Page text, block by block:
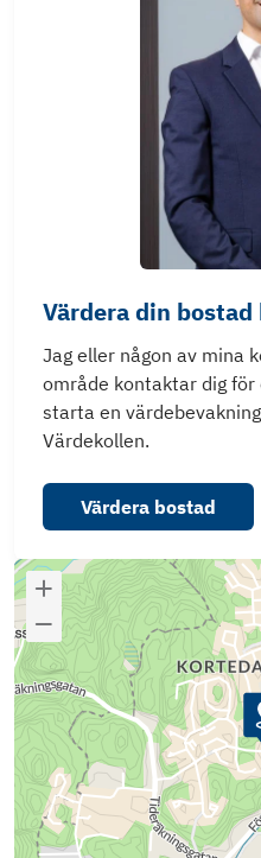
Värdera din
Jag eller någon av mina
område kontaktar dig för
starta en
Värdekollen.
Värdera bostad